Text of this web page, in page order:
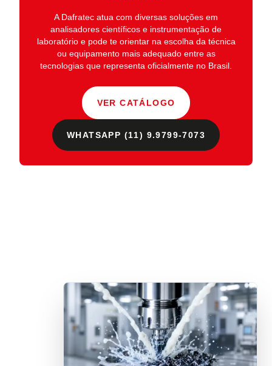
A Dafratec atua com diversas soluções em
analisadores científicos e instrumentação de
laboratórioe pode te orientar na escolha da técnica
ou equipamento mais adequado entre as
tecnologias que representa oficialmente no Brasil.
VER CATÁLOGO
WHATSAPP (11) 9.9799-7073